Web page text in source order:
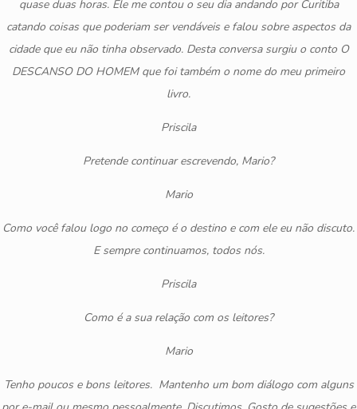
quase duas horas. Ele me contou o seu dia andando por Curitiba
catando coisas que poderiam ser vendáveis e falou sobre aspectos da
cidade que eu não tinha observado. Desta conversa surgiu o conto O
DESCANSO DO HOMEM que foi também o nome do meu primeiro
livro.
Priscila
Pretende continuar escrevendo, Mario?
Mario
Como você falou logo no começo é o destino e com ele eu não discuto.
E sempre continuamos, todos nós.
Priscila
Como é a sua relação com os leitores?
Mario
Tenho poucos e bons leitores. Mantenho um bom diálogo com alguns